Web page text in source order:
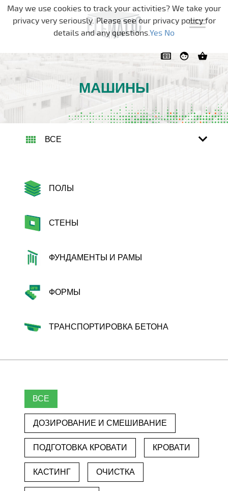
Skip navigation
МАШИНЫ
ВСЕ
ПОЛЫ
СТЕНЫ
ФУНДАМЕНТЫ И РАМЫ
ФОРМЫ
ТРАНСПОРТИРОВКА БЕТОНА
ВСЕ
ДОЗИРОВАНИЕ И СМЕШИВАНИЕ
ПОДГОТОВКА КРОВАТИ КРОВАТИ
КАСТИНГ ОЧИСТКА
May we use cookies to track your activities? We take your
privacy very seriously. Please see our privacy policy for
details and any questions.Yes No